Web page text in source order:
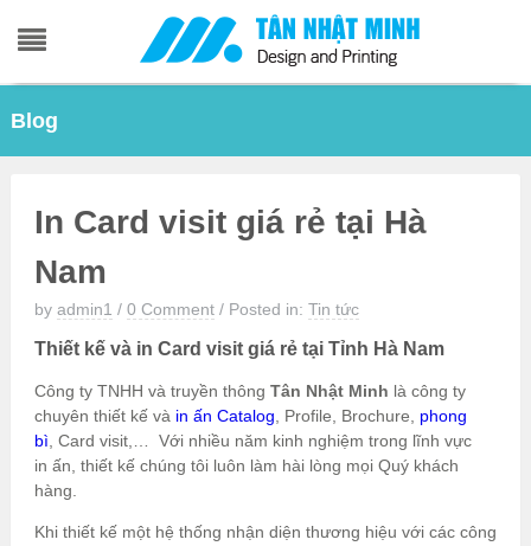
Blog
In Card visit giá rẻ tại Hà
Nam
by admin1 / 0 Comment / Posted in: Tin tức
Thiết kế và in Card visit giá rẻ tại Tỉnh Hà Nam
Công ty TNHH và truyền thông Tân Nhật Minh là công ty
chuyên thiết kế và in ấn Catalog , Profile, Brochure, phong
bì , Card visit,… Với nhiều năm kinh nghiệm trong lĩnh vực
in ấn, thiết kế chúng tôi luôn làm hài lòng mọi Quý khách
hàng.
Khi thiết kế một hệ thống nhận diện thương hiệu với các công